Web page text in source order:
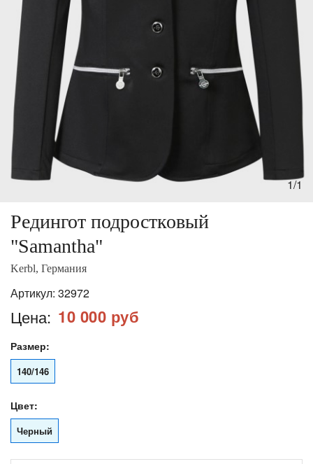
1/1
Редингот подростковый
"Samantha"
Kerbl, Германия
Артикул: 32972
Цена: 10 000 руб
Размер:
140/146
Цвет:
Черный